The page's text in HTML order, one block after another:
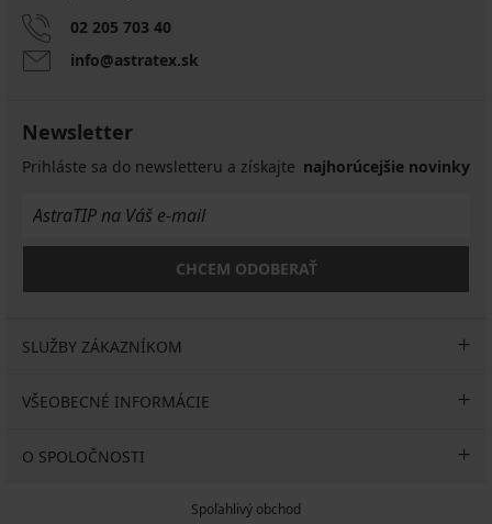
02 205 703 40
info@astratex.sk
Newsletter
Prihláste sa do newsletteru a získajte najhorúcejšie novinky
CHCEM ODOBERAŤ
SLUŽBY ZÁKAZNÍKOM
VŠEOBECNÉ INFORMÁCIE
O SPOLOČNOSTI
Spoľahlivý obchod